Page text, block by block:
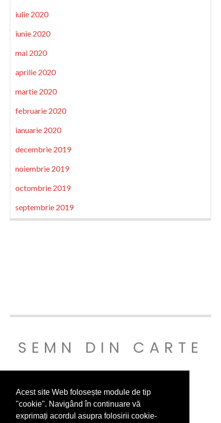
Acest site Web folosește module de tip
"cookie". Navigând în continuare vă
exprimați acordul asupra folosirii cookie-
iulie 2020
iunie 2020
mai 2020
aprilie 2020
martie 2020
februarie 2020
ianuarie 2020
decembrie 2019
noiembrie 2019
octombrie 2019
septembrie 2019
SEMN DIN CARTE